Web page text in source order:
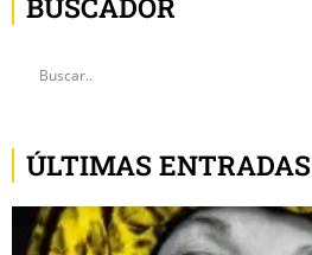
BUSCADOR
ÚLTIMAS ENTRADAS